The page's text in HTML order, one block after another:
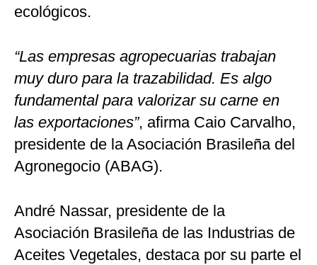
ecológicos.
“Las empresas agropecuarias trabajan
muy duro para la trazabilidad. Es algo
fundamental para valorizar su carne en
las exportaciones”, afirma Caio Carvalho,
presidente de la Asociación Brasileña del
Agronegocio (ABAG).
André Nassar, presidente de la
Asociación Brasileña de las Industrias de
Aceites Vegetales, destaca por su parte el